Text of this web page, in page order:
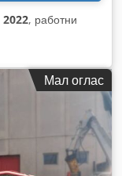
2022, работни
Мал оглас